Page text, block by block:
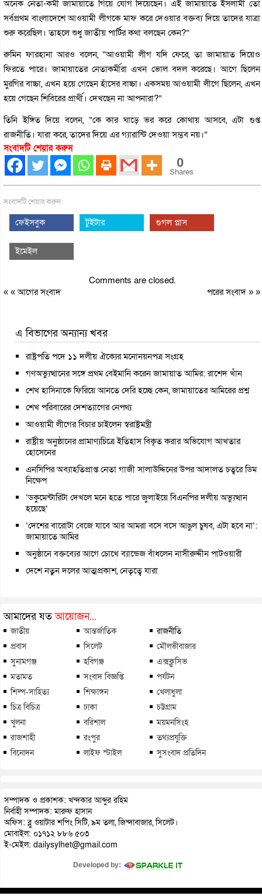
অনেক নেতা-কর্মী জামায়াতে গিয়ে যোগ দিয়েছেন। এই জামায়াতে ইসলামী তো
সর্বপ্রথম বাংলাদেশে আওয়ামী লীগকে মাফ করে দেওয়ার বক্তব্য দিয়ে তাদের যাত্রা
শুরু করেছিল। তাহলে শুধু জাতীয় পার্টির কথা বলছেন কেন?”
রুমিন ফারহানা আরও বলেন, “আওয়ামী লীগ যদি ফেরে, তা জামায়াত দিয়েও
ফিরতে পারে। জামায়াতের নেতাকর্মীরা এখন ভোল বদল করেছে। আগে ছিলেন
মুরগির বাচ্চা, এখন হয়ে গেছেন হাঁসের বাচ্চা। একসময় আওয়ামী লীগে ছিলেন, এখন
হয়ে গেছেন শিবিরের প্রার্থী। দেখছেন না আপনারা?”
তিনি ইঙ্গিত দিয়ে বলেন, “কে কার ঘাড়ে ভর করে কোথায় আসবে, এটা গুপ্ত
রাজনীতি। যারা করে, তাদের দিয়ে এর গ্যারান্টি দেওয়া সম্ভব নয়।”
সংবাদটি শেয়ার করুন
0
Shares
সংবাদটি শেয়ার করুন:
ফেইসবুক টুইটার গুগল প্লাস
ইমেইল
Comments are closed.
« «আগের সংবাদ পরের সংবাদ» »
এ বিভাগের অন্যান্য খবর
রাষ্ট্রপতি পদে ১১ দলীয় ঐক্যের মনোনয়নপত্র সংগ্রহ
গণঅভ্যুত্থানের সঙ্গে প্রথম বেইমানি করেন জামায়াত আমির: রাশেদ খাঁন
শেখ হাসিনাকে ফিরিয়ে আনতে দেরি হচ্ছে কেন, জামায়াতের আমিরের প্রশ্ন
শেখ পরিবারের দেশত্যাগের নেপথ্য
আওয়ামী লীগের বিচার চাইলেন স্বরাষ্ট্রমন্ত্রী
রাষ্ট্রীয় অনুষ্ঠানের প্রামাণ্যচিত্রে ইতিহাস বিকৃত করার অভিযোগ আখতার
হোসেনের
এনসিপির অব্যাহতিপ্রাপ্ত নেতা গাজী সালাউদ্দিনের উপর আদালত চত্বরে ডিম
নিক্ষেপ
‘ডকুমেন্টারিটা দেখলে মনে হতে পারে জুলাইয়ে বিএনপির দলীয় অভ্যুত্থান
হয়েছে’
‘দেশের বারোটা বেজে যাবে আর আমরা বসে বসে আঙুল চুষব, এটা হবে না’:
জামায়াতে আমির
অনুষ্ঠানে বক্তব্যের আগে চোখে ব্যান্ডেজ বাঁধলেন নাসীরুদ্দীন পাটওয়ারী
দেশে নতুন দলের আত্মপ্রকাশ, নেতৃত্বে যারা
আমাদের যতআয়োজন...
জাতীয় আন্তর্জাতিক
রাজনীতি
প্রবাস
সিলেট
মৌলভীবাজার
সুনামগঞ্জ
হবিগঞ্জ
এক্সক্লুসিভ
মতামত
সংবাদ বিজ্ঞপ্তি
পর্যটন
শিল্প-সাহিত্য
শিক্ষাঙ্গন
খেলাধুলা
চিত্র বিচিত্র
ঢাকা
চট্টগ্রাম
খুলনা
বরিশাল
ময়মনসিংহ
রাজশাহী
রংপুর
তথ্যপ্রযুক্তি
বিনোদন
লাইফ স্টাইল সুসংবাদ প্রতিদিন
সম্পাদক ও প্রকাশক: খন্দকার আব্দুর রহিম
নির্বাহী সম্পাদক: মারুফ হাসান
অফিস: ব্লু ওয়াটার শপিং সিটি, ৯ম তলা, জিন্দাবাজার, সিলেট।
মোবাইল: ০১৭১২ ৮৮৬ ৫০৩
ই-মেইল: dailysylhet@gmail.com
Developed by: